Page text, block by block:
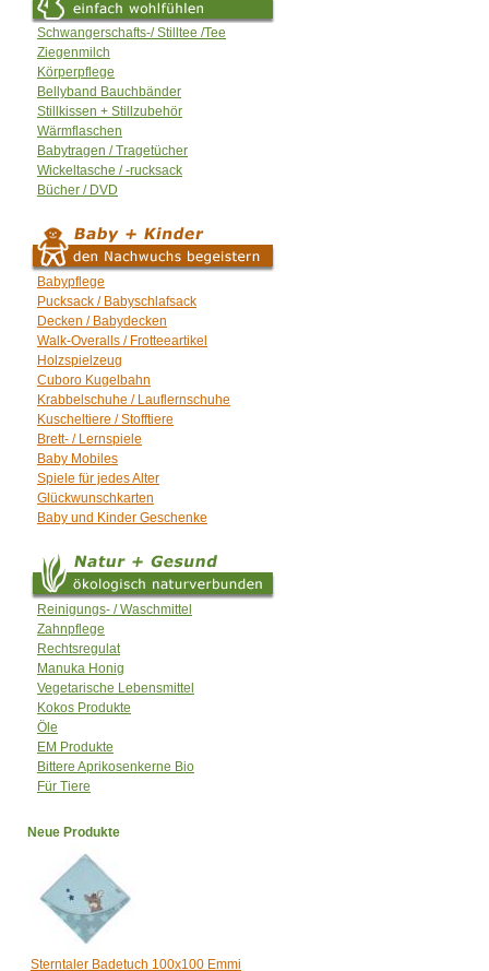
Schwangerschafts-/ Stilltee /Tee
Ziegenmilch
Körperpflege
Bellyband Bauchbänder
Stillkissen + Stillzubehör
Wärmflaschen
Babytragen / Tragetücher
Wickeltasche / -rucksack
Bücher / DVD
Babypflege
Pucksack / Babyschlafsack
Decken / Babydecken
Walk-Overalls / Frotteeartikel
Holzspielzeug
Cuboro Kugelbahn
Krabbelschuhe / Lauflernschuhe
Kuscheltiere / Stofftiere
Brett- / Lernspiele
Baby Mobiles
Spiele für jedes Alter
Glückwunschkarten
Baby und Kinder Geschenke
Reinigungs- / Waschmittel
Zahnpflege
Rechtsregulat
Manuka Honig
Vegetarische Lebensmittel
Kokos Produkte
Öle
EM Produkte
Bittere Aprikosenkerne Bio
Für Tiere
Neue Produkte
Sterntaler Badetuch 100x100 Emmi